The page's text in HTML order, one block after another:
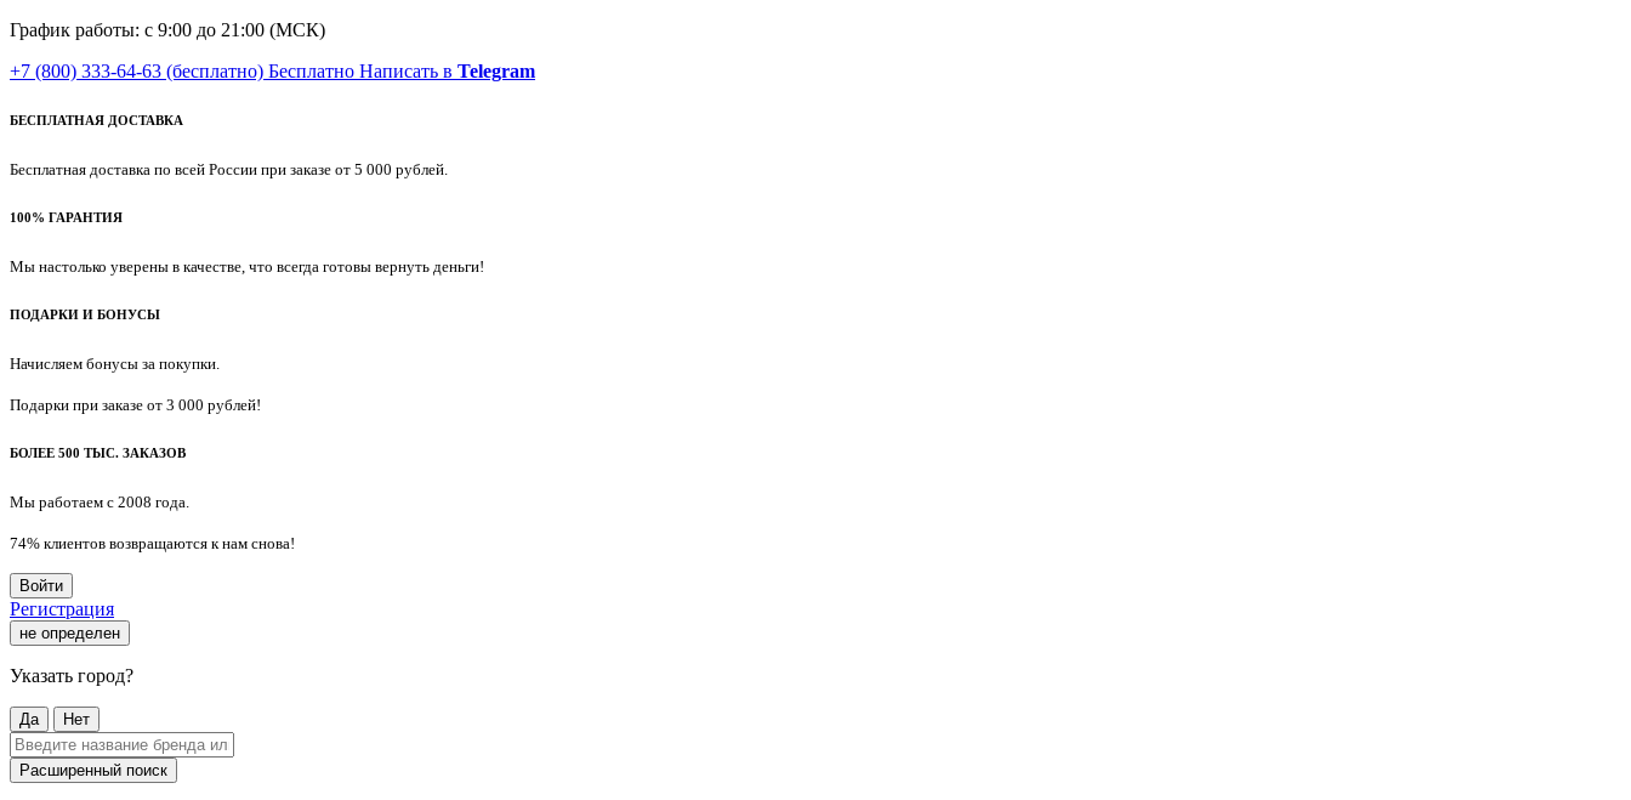
График работы: с 9:00 до 21:00 (МСК)
+7 (800) 333-64-63 (бесплатно) Бесплатно Написать в Telegram
БЕСПЛАТНАЯ ДОСТАВКА
Бесплатная доставка по всей России при заказе от 5 000 рублей.
100% ГАРАНТИЯ
Мы настолько уверены в качестве, что всегда готовы вернуть деньги!
ПОДАРКИ И БОНУСЫ
Начисляем бонусы за покупки.
Подарки при заказе от 3 000 рублей!
БОЛЕЕ 500 ТЫС. ЗАКАЗОВ
Мы работаем с 2008 года.
74% клиентов возвращаются к нам снова!
Войти
Регистрация
не определен
Указать город?
Да Нет
Расширенный поиск